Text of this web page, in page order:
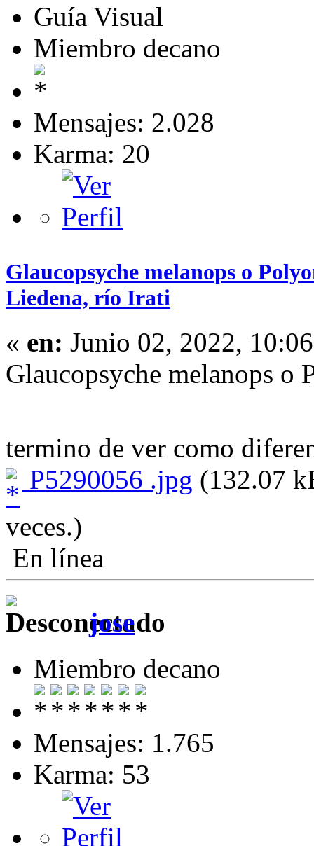
Guía Visual
Miembro decano
Mensajes: 2.028
Karma: 20
Glaucopsyche melanops o
Liedena, río Irati
« en: Junio 02, 2022,
Glaucopsyche melanops o
termino de ver como
P5290056 .jpg (132.07
veces.)
En línea
jose
Miembro decano
Mensajes: 1.765
Karma: 53